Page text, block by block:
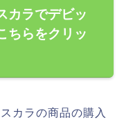
カラでデビッ
ちらをクリッ
カラの商品の購入